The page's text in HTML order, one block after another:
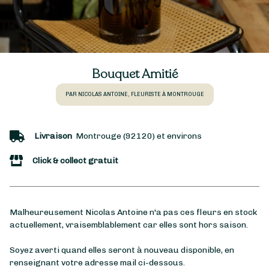
Bouquet Amitié
PAR NICOLAS ANTOINE, FLEURISTE À MONTROUGE
Livraison Montrouge (92120) et environs
Click & collect gratuit
Malheureusement Nicolas Antoine n'a pas ces fleurs en stock
actuellement, vraisemblablement car elles sont hors saison.
Soyez averti quand elles seront à nouveau disponible, en
renseignant votre adresse mail ci-dessous.